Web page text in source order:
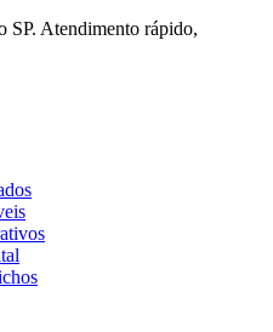
SP. Atendimento rápido,